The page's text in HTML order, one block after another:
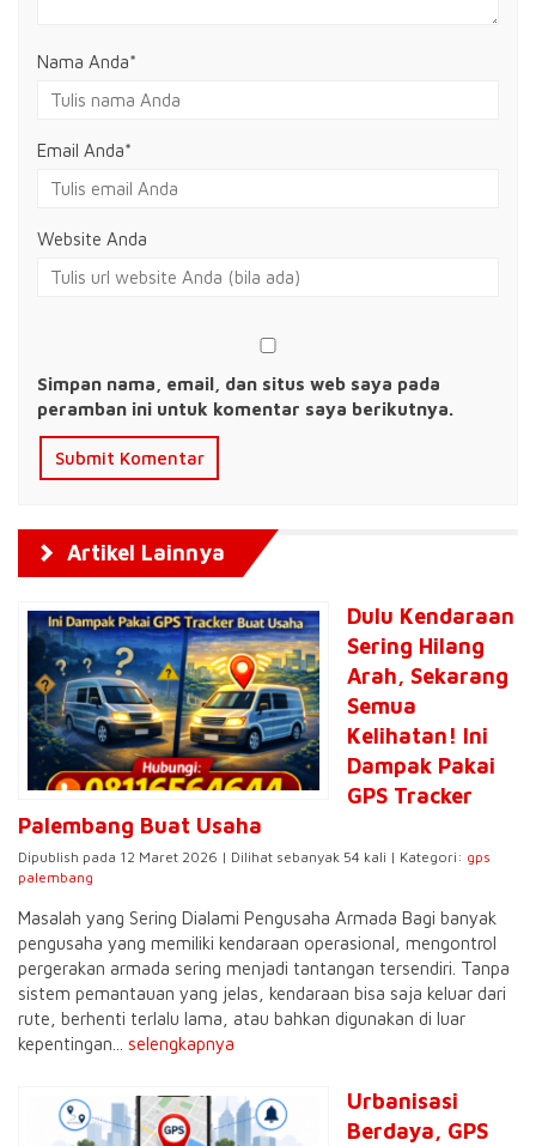
Nama Anda*
Email Anda*
Website Anda
Simpan nama, email, dan situs web saya pada
peramban ini untuk komentar saya berikutnya.
Artikel Lainnya
Dulu Kendaraan
Sering Hilang
Arah, Sekarang
Semua
Kelihatan! Ini
Dampak Pakai
GPS Tracker
Palembang Buat Usaha
Dipublish pada 12 Maret 2026 | Dilihat sebanyak 54 kali | Kategori: gps
palembang
Masalah yang Sering Dialami Pengusaha Armada Bagi banyak
pengusaha yang memiliki kendaraan operasional, mengontrol
pergerakan armada sering menjadi tantangan tersendiri. Tanpa
sistem pemantauan yang jelas, kendaraan bisa saja keluar dari
rute, berhenti terlalu lama, atau bahkan digunakan di luar
kepentingan... selengkapnya
Urbanisasi
Berdaya, GPS